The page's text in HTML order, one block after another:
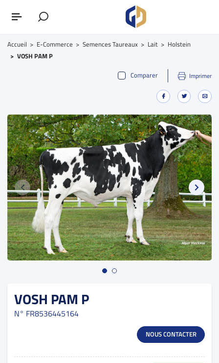
Accueil E-Commerce Semences Taureaux Lait
Holstein
VOSH PAM P
Comparer
Imprimer
VOSH PAM P
N° FR8536445164
NOUS CONTACTER